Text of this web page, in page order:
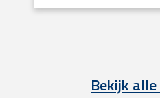
Bekijk